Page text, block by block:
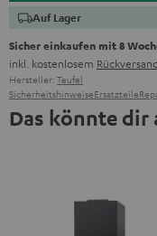
Auf Lager
Sicher einkaufen mit 8
inkl. kostenlosem Rückversand
Hersteller: Teufel
SicherheitshinweiseErsatzteile
Das könnte dir